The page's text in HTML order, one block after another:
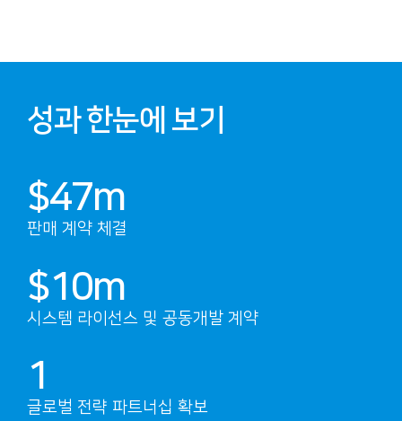
성과 한눈에 보기
$47m
판매 계약 체결
$10m
시스템 라이선스 및 공동개발 계약
1
글로벌 전략 파트너십 확보